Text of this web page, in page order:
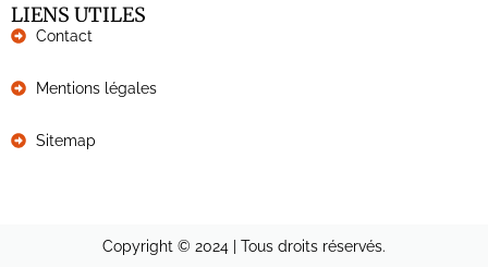
LIENS UTILES
Contact
Mentions légales
Sitemap
Copyright © 2024 | Tous droits réservés.